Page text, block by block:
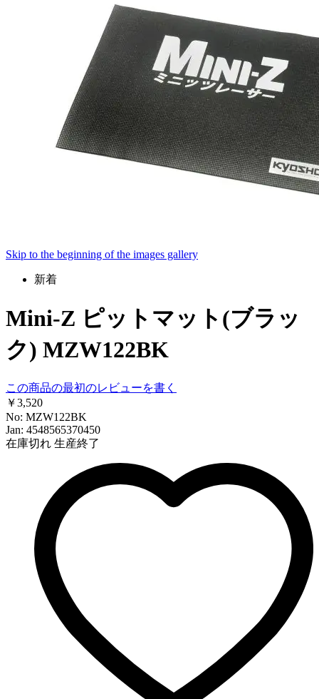
Skip to the beginning of the images gallery
新着
Mini-Z ピットマット(ブラッ
ク) MZW122BK
この商品の最初のレビューを書く
￥3,520
No: MZW122BK
Jan: 4548565370450
在庫切れ 生産終了